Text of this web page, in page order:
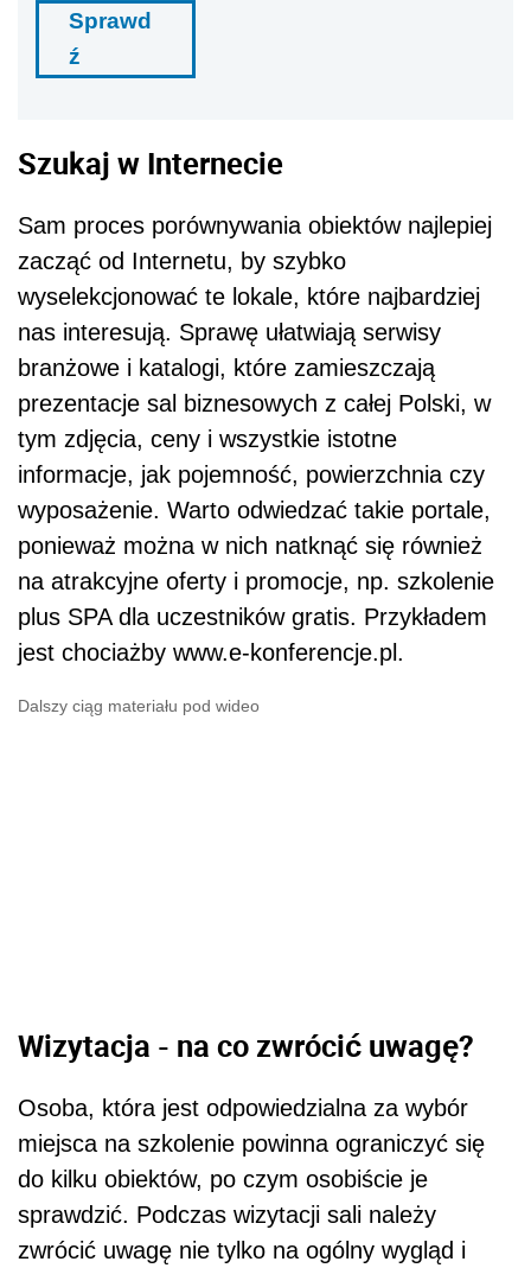
Sprawd
ź
Szukaj w Internecie
Sam proces porównywania obiektów najlepiej
zacząć od Internetu, by szybko
wyselekcjonować te lokale, które najbardziej
nas interesują. Sprawę ułatwiają serwisy
branżowe i katalogi, które zamieszczają
prezentacje sal biznesowych z całej Polski, w
tym zdjęcia, ceny i wszystkie istotne
informacje, jak pojemność, powierzchnia czy
wyposażenie. Warto odwiedzać takie portale,
ponieważ można w nich natknąć się również
na atrakcyjne oferty i promocje, np. szkolenie
plus SPA dla uczestników gratis. Przykładem
jest chociażby www.e-konferencje.pl.
Dalszy ciąg materiału pod wideo
Wizytacja - na co zwrócić uwagę?
Osoba, która jest odpowiedzialna za wybór
miejsca na szkolenie powinna ograniczyć się
do kilku obiektów, po czym osobiście je
sprawdzić. Podczas wizytacji sali należy
zwrócić uwagę nie tylko na ogólny wygląd i